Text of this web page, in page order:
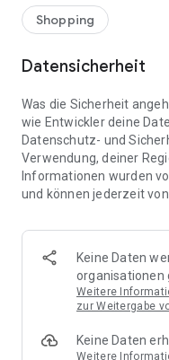
⚡ Superschnell &
sofort loslegen.
📱 Immer dabei: Deine Einkaufsliste ist jederzeit auf deinem
🤝 Teilen leicht gemacht:
Einkauf gemeinsam.
🍳 Zutaten direkt aus
Zutaten von Rezept-
🚀 DEINE VORTEILE IM
* Nie wieder doppelte
* Kein Chaos mehr beim
* Bessere Abstimmung
* Perfekt für die
Shopping
Datensicherheit
Was die Sicherheit
wie Entwickler deine
Datenschutz- und
Verwendung, deiner
Informationen wurden
und können jederzeit
Keine Daten
organisationen
Weitere
zur Weitergabe
Keine Daten
Weitere